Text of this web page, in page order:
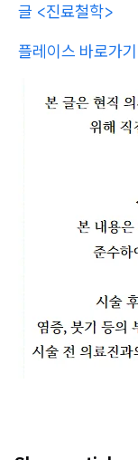
글 <진료철학>
플레이스 바로가기